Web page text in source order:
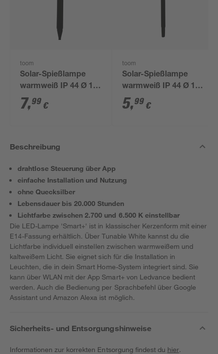
toom
Solar-Spießlampe
warmweiß IP 44 Ø 15
x 44 cm
7,99 €
toom
Solar-Spießlampe
warmweiß IP 44 Ø 10
x 39 cm
5,99 €
Beschreibung
drahtlose Steuerung über App
einfache Installation und Nutzung
ohne Quecksilber
Lebensdauer bis 20.000 Stunden
Lichtfarbe zwischen 2.700 und 6.500 K einstellbar
Die LED-Lampe 'Smart+' ist in klassischer Kerzenform mit einer
E14-Fassung erhältlich. Über Tunable White kannst du die
Lichtfarbe individuell einstellen zwischen warmweißem und
kaltweißem Licht. Sie eignet sich für die Installation in
Leuchten, die in dein Smart Home-System integriert sind. Sie
kann über WLAN mit der App Smart+ von Ledvance bedient
werden. Auch die Bedienung per Sprachbefehl über Google
Assistant und Amazon Alexa ist möglich.
Sicherheits- und Entsorgungshinweise
Informationen zur korrekten Entsorgung findest du hier.